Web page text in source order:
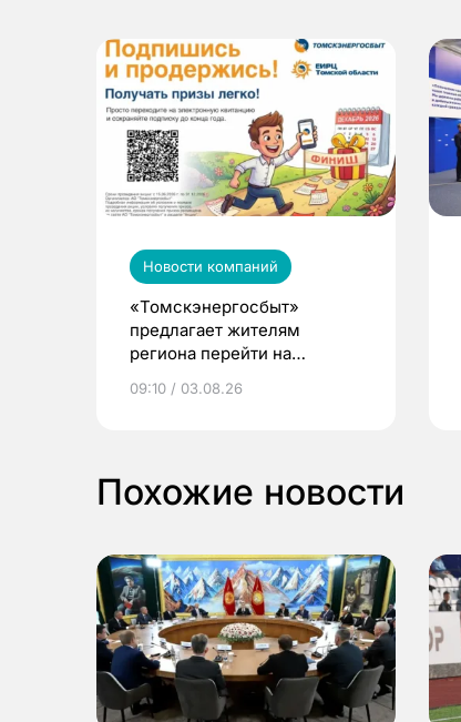
Новости компаний
«Томскэнергосбыт»
предлагает жителям
региона перейти на
выиграть призы
09:10 / 03.08.26
Похожие новости